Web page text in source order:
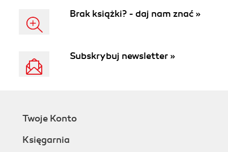
Brak książki? - daj nam znać »
Subskrybuj newsletter »
Twoje Konto
Księgarnia